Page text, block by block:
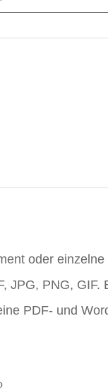
oder
JPG, PNG, GIF.
PDF- und